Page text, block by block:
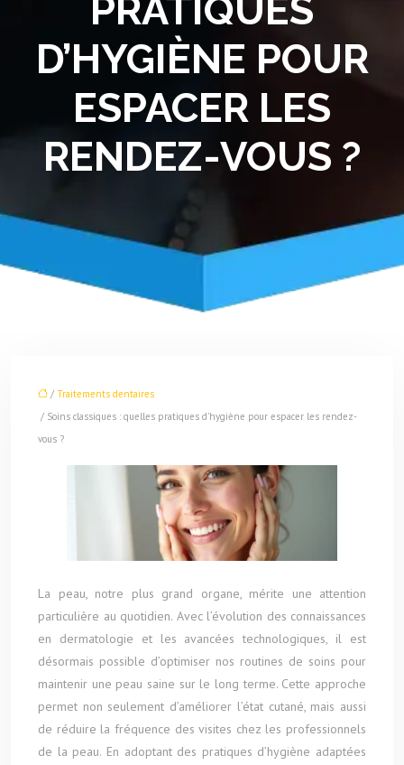
PRATIQUES
D’HYGIÈNE POUR
ESPACER LES
RENDEZ-VOUS ?
/ Traitements dentaires
/ Soins classiques : quelles pratiques d’hygiène pour espacer les rendez-
vous ?
La peau, notre plus grand organe, mérite une attention
particulière au quotidien. Avec l’évolution des connaissances
en dermatologie et les avancées technologiques, il est
désormais possible d’optimiser nos routines de soins pour
maintenir une peau saine sur le long terme. Cette approche
permet non seulement d’améliorer l’état cutané, mais aussi
de réduire la fréquence des visites chez les professionnels
de la peau. En adoptant des pratiques d’hygiène adaptées